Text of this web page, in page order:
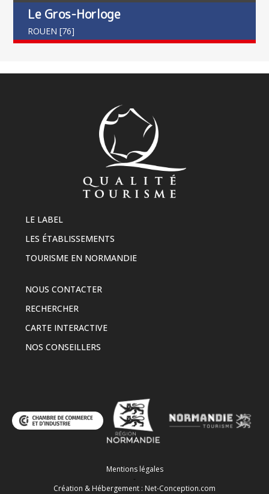
Le Gros-Horloge
ROUEN [76]
LE LABEL
LES ÉTABLISSEMENTS
TOURISME EN NORMANDIE
NOUS CONTACTER
RECHERCHER
CARTE INTERACTIVE
NOS CONSEILLERS
Mentions légales
-
Création & Hébergement : Net-Conception.com